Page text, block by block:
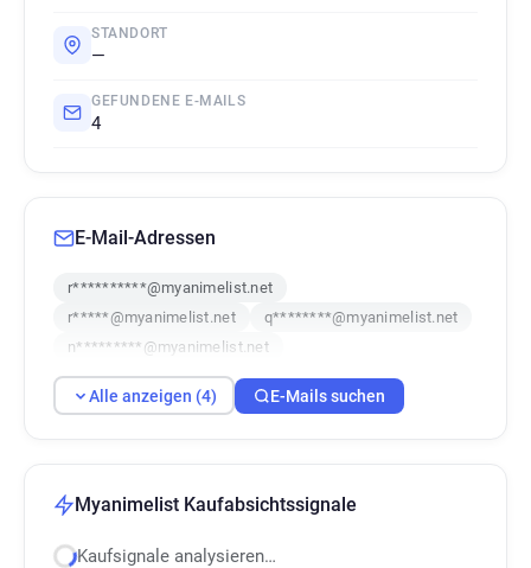
STANDORT
—
GEFUNDENE E-MAILS
4
E-Mail-Adressen
r**********@myanimelist.net
r*****@myanimelist.net
q********@myanimelist.net
n*********@myanimelist.net
Alle anzeigen (4) E-Mails suchen
Myanimelist Kaufabsichtssignale
Kaufsignale analysieren…